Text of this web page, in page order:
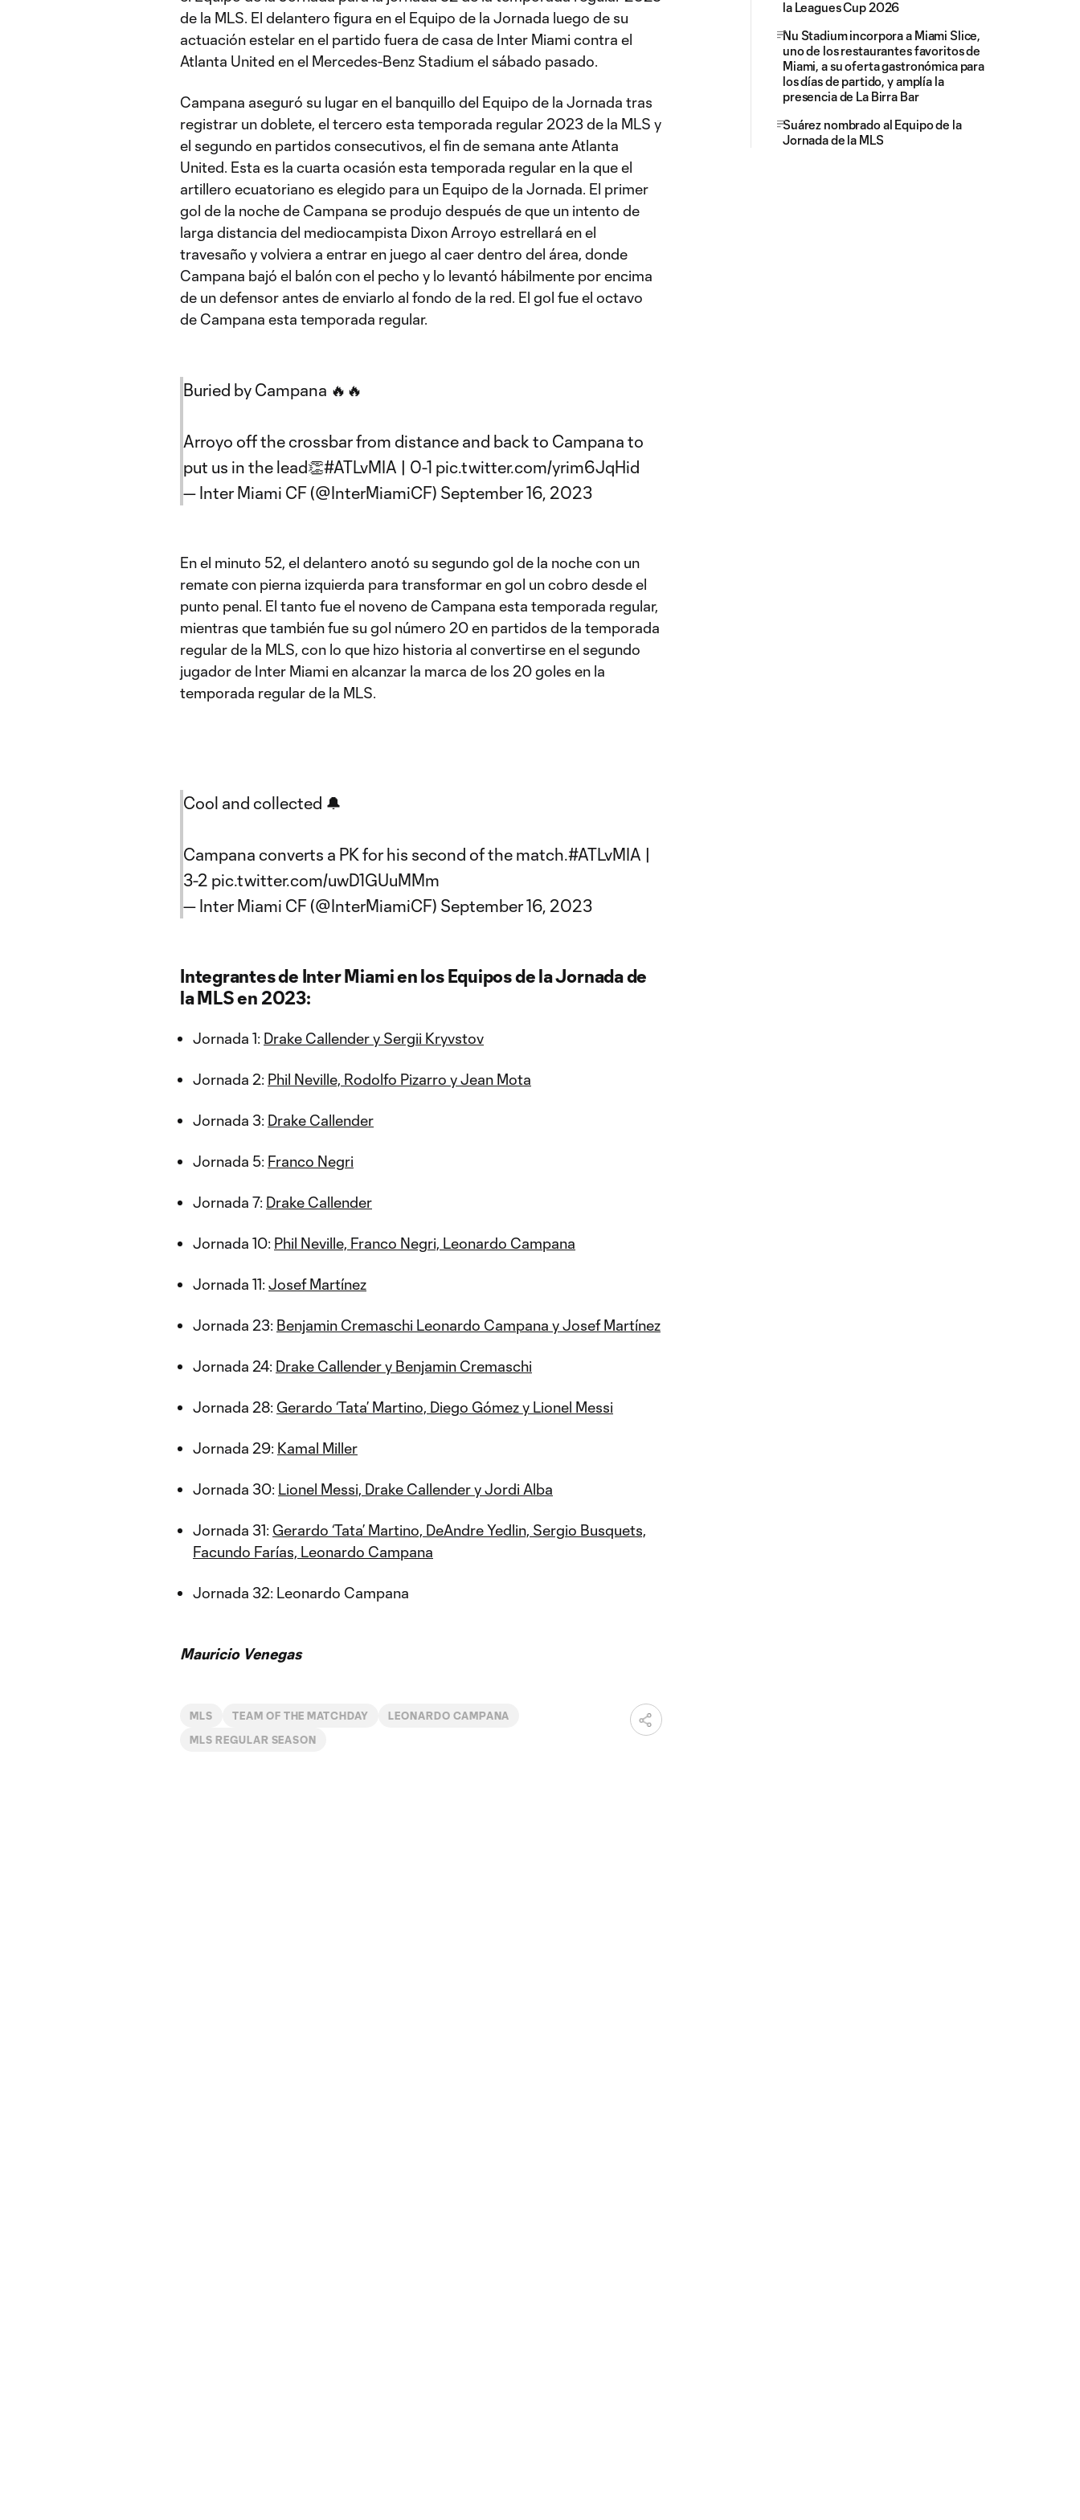
de la MLS. El delantero figura en el Equipo de la Jornada luego de su
actuación estelar en el partido fuera de casa de Inter Miami contra el
Atlanta United en el Mercedes-Benz Stadium el sábado pasado.
Campana aseguró su lugar en el banquillo del Equipo de la Jornada tras
registrar un doblete, el tercero esta temporada regular 2023 de la MLS y
el segundo en partidos consecutivos, el fin de semana ante Atlanta
United. Esta es la cuarta ocasión esta temporada regular en la que el
artillero ecuatoriano es elegido para un Equipo de la Jornada. El primer
gol de la noche de Campana se produjo después de que un intento de
larga distancia del mediocampista Dixon Arroyo estrellará en el
travesaño y volviera a entrar en juego al caer dentro del área, donde
Campana bajó el balón con el pecho y lo levantó hábilmente por encima
de un defensor antes de enviarlo al fondo de la red. El gol fue el octavo
de Campana esta temporada regular.
Buried by Campana 🔥🔥
Arroyo off the crossbar from distance and back to Campana to
put us in the lead👏#ATLvMIA | 0-1 pic.twitter.com/yrim6JqHid
— Inter Miami CF (@InterMiamiCF) September 16, 2023
En el minuto 52, el delantero anotó su segundo gol de la noche con un
remate con pierna izquierda para transformar en gol un cobro desde el
punto penal. El tanto fue el noveno de Campana esta temporada regular,
mientras que también fue su gol número 20 en partidos de la temporada
regular de la MLS, con lo que hizo historia al convertirse en el segundo
jugador de Inter Miami en alcanzar la marca de los 20 goles en la
temporada regular de la MLS.
Cool and collected 🔔
Campana converts a PK for his second of the match.#ATLvMIA |
3-2 pic.twitter.com/uwD1GUuMMm
— Inter Miami CF (@InterMiamiCF) September 16, 2023
Integrantes de Inter Miami en los Equipos de la Jornada de
la MLS en 2023:
Jornada 1: Drake Callender y Sergii Kryvstov
Jornada 2: Phil Neville, Rodolfo Pizarro y Jean Mota
Jornada 3: Drake Callender
Jornada 5: Franco Negri
Jornada 7: Drake Callender
Jornada 10: Phil Neville, Franco Negri, Leonardo Campana
Jornada 11: Josef Martínez
Jornada 23: Benjamin Cremaschi Leonardo Campana y Josef Martínez
Jornada 24: Drake Callender y Benjamin Cremaschi
Jornada 28: Gerardo ‘Tata’ Martino, Diego Gómez y Lionel Messi
Jornada 29: Kamal Miller
Jornada 30: Lionel Messi, Drake Callender y Jordi Alba
Jornada 31: Gerardo ‘Tata’ Martino, DeAndre Yedlin, Sergio Busquets,
Facundo Farías, Leonardo Campana
Jornada 32: Leonardo Campana
Mauricio Venegas
MLS TEAM OF THE MATCHDAY LEONARDO CAMPANA
MLS REGULAR SEASON
la Leagues Cup 2026
Nu Stadium incorpora a Miami Slice,
uno de los restaurantes favoritos de
Miami, a su oferta gastronómica para
los días de partido, y amplía la
presencia de La Birra Bar
Suárez nombrado al Equipo de la
Jornada de la MLS